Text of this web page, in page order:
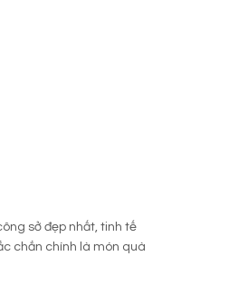
sở đẹp nhất, tinh tế
chắn chính là món quà